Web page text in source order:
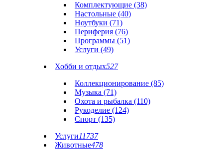
Комплектующие (38)
Настольные (40)
Ноутбуки (71)
Периферия (76)
Программы (51)
Услуги (49)
Хобби и отдых527
Коллекционирование (85)
Музыка (71)
Охота и рыбалка (110)
Рукоделие (124)
Спорт (135)
Услуги11737
Животные478